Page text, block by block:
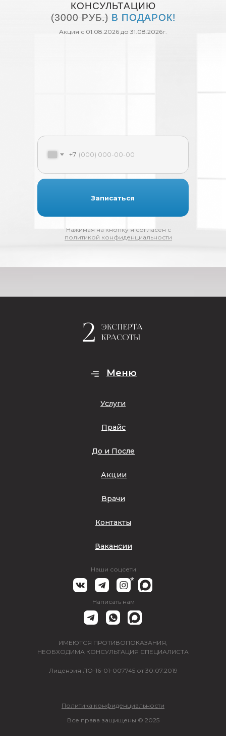
Нажимая на кнопку я согласен с
политикой конфиденциальности
КОНСУЛЬТАЦИЮ
(3000 РУБ.) В ПОДАРОК!
+7
Записаться
Акция с 01.08.2026 до 31.08.2026г.
Политика конфиденциальности
Все права защищены © 2025
ИМЕЮТСЯ ПРОТИВОПОКАЗАНИЯ,
НЕОБХОДИМА КОНСУЛЬТАЦИЯ СПЕЦИАЛИСТА
Лицензия ЛО-16-01-007745 от 30.07.2019
Наши соцсети
Услуги
Прайс
До и После
Акции
Врачи
Меню
Контакты
Вакансии
Написать нам
*